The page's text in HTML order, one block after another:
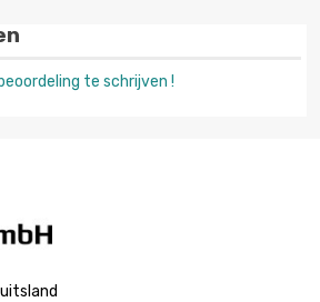
te schrijven !